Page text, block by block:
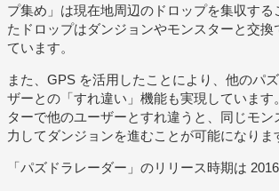
プ集め」は現在地周辺のドロップを集収する
たドロップはダンジョンやモンスターと交換
ています。
また、GPS を活用したことにより、他のパ
ザーとの「すれ違い」機能も実現しています
ターで他のユーザーとすれ違うと、同じモン
力してダンジョンを進むことが可能になりま
「パズドラレーダー」のリリース時期は 2016